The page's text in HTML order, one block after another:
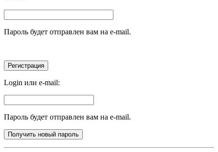
Пароль будет отправлен вам на e-mail.
Login или e-mail:
Пароль будет отправлен вам на e-mail.